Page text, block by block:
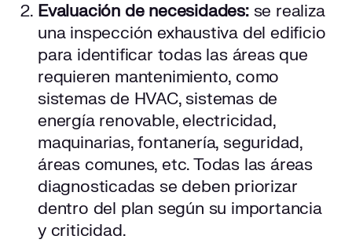
Evaluación de necesidades: se realiza
una inspección exhaustiva del edificio
para identificar todas las áreas que
requieren mantenimiento, como
sistemas de HVAC, sistemas de
energía renovable, electricidad,
maquinarias, fontanería, seguridad,
áreas comunes, etc. Todas las áreas
diagnosticadas se deben priorizar
dentro del plan según su importancia
y criticidad.